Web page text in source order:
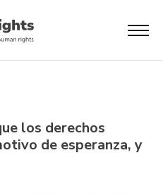
los derechos
de esperanza, y